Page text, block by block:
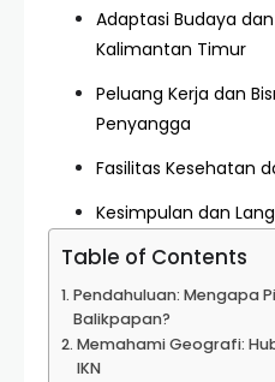
Adaptasi Budaya
Kalimantan Timur
Peluang Kerja dan
Penyangga
Fasilitas Kesehatan
Kesimpulan dan
Table of Contents
Pendahuluan: Mengapa
Balikpapan?
Memahami Geografi:
IKN